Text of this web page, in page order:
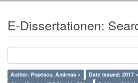
E-Dissertationen:
Author: Popescu, Andreas × Date Issued: 2017 ×